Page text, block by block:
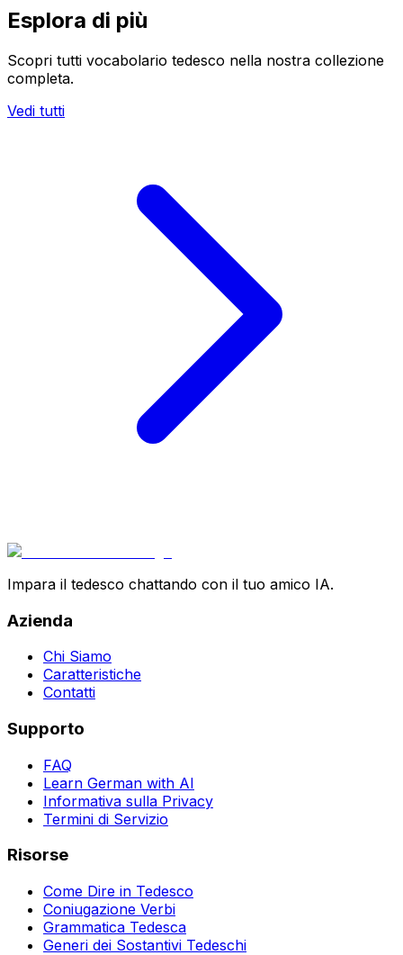
Esplora di più
Scopri tutti vocabolario tedesco nella nostra collezione
completa.
Vedi tutti
Impara il tedesco chattando con il tuo amico IA.
Azienda
Chi Siamo
Caratteristiche
Contatti
Supporto
FAQ
Learn German with AI
Informativa sulla Privacy
Termini di Servizio
Risorse
Come Dire in Tedesco
Coniugazione Verbi
Grammatica Tedesca
Generi dei Sostantivi Tedeschi